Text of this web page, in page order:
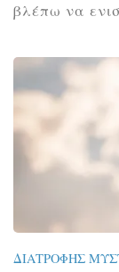
βλέπω να
ΔΙΑΤΡΟΦΉΣ